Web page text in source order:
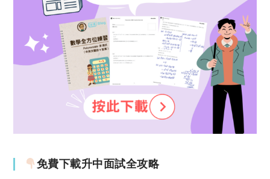
免費下載升中面試全攻略